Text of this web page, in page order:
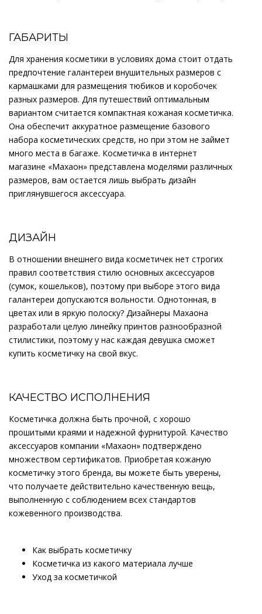
ГАБАРИТЫ
Для хранения косметики в условиях дома стоит отдать
предпочтение галантереи внушительных размеров с
кармашками для размещения тюбиков и коробочек
разных размеров. Для путешествий оптимальным
вариантом считается компактная кожаная косметичка.
Она обеспечит аккуратное размещение базового
набора косметических средств, но при этом не займет
много места в багаже. Косметичка в интернет
магазине «Махаон» представлена моделями различных
размеров, вам остается лишь выбрать дизайн
приглянувшегося аксессуара.
ДИЗАЙН
В отношении внешнего вида косметичек нет строгих
правил соответствия стилю основных аксессуаров
(сумок, кошельков), поэтому при выборе этого вида
галантереи допускаются вольности. Однотонная, в
цветах или в яркую полоску? Дизайнеры Махаона
разработали целую линейку принтов разнообразной
стилистики, поэтому у нас каждая девушка сможет
купить косметичку на свой вкус.
КАЧЕСТВО ИСПОЛНЕНИЯ
Косметичка должна быть прочной, с хорошо
прошитыми краями и надежной фурнитурой. Качество
аксессуаров компании «Махаон» подтверждено
множеством сертификатов. Приобретая кожаную
косметичку этого бренда, вы можете быть уверены,
что получаете действительно качественную вещь,
выполненную с соблюдением всех стандартов
кожевенного производства.
Как выбрать косметичку
Косметичка из какого материала лучше
Уход за косметичкой